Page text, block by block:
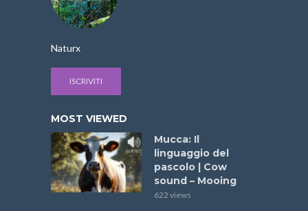
Naturx
ISCRIVITI
MOST VIEWED
Mucca: Il
linguaggio del
pascolo | Cow
sound – Mooing
622 views